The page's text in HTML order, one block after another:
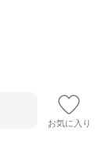
お気に入り